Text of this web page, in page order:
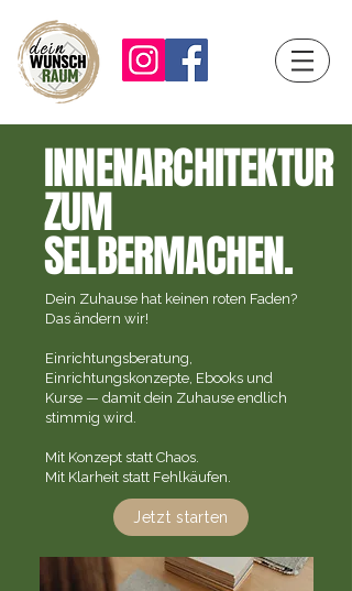
INNENARCHITEKTUR
ZUM
SELBERMACHEN.
Dein Zuhause hat keinen roten Faden?
Das ändern wir!
Einrichtungsberatung,
Einrichtungskonzepte, Ebooks und
Kurse — damit dein Zuhause endlich
stimmig wird.
Mit Konzept statt Chaos.
Mit Klarheit statt Fehlkäufen.
Jetzt starten